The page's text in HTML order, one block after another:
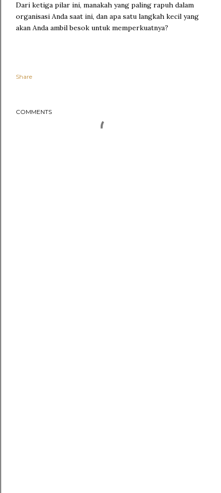
Dari ketiga pilar ini, manakah yang paling rapuh dalam
organisasi Anda saat ini, dan apa satu langkah kecil yang
akan Anda ambil besok untuk memperkuatnya?
Share
COMMENTS